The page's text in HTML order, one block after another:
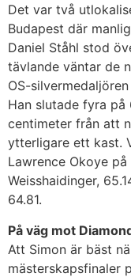
Det var två
Budapest där
Daniel Ståhl stod
tävlande väntar de
OS-
Han slutade fyra
centimeter från att
ytterligare ett kast.
Lawrence Okoye
Weisshaidinger,
64.81.
På väg mot
Att Simon är bäst
mästerskapsfinaler